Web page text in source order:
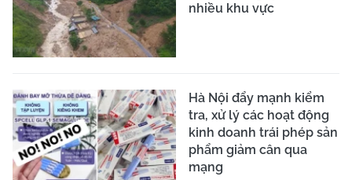
nhiều khu vực
Hà Nội đẩy mạnh kiểm
tra, xử lý các hoạt động
kinh doanh trái phép sản
phẩm giảm cân qua
mạng